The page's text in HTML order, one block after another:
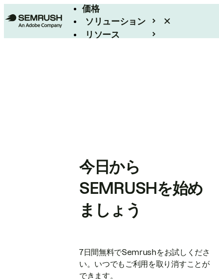
価格
ソリューション
リソース
今日から
SEMRUSHを始め
ましょう
7日間無料でSemrushをお試しくださ
い。いつでもご利用を取り消すことが
できます。